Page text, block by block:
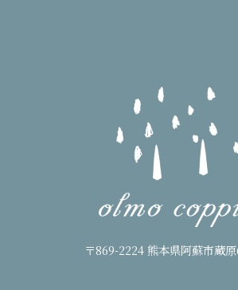
〒869-2224 熊本県阿蘇市蔵